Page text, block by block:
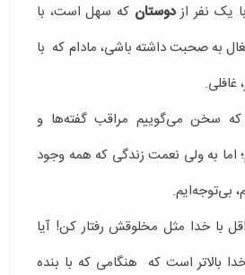
یک نفر ازدوستان که سهل است، با
به صحبت داشته باشی، مادام که با
غافلی.
که سخن می‌گوییم مراقب گفته‌ها و
به ولی نعمت زندگی که همه وجود
بی‌توجه‌ایم.
با خدا مثل مخلوقش رفتار کن! آیا
بالاتر است که هنگامی که با بنده